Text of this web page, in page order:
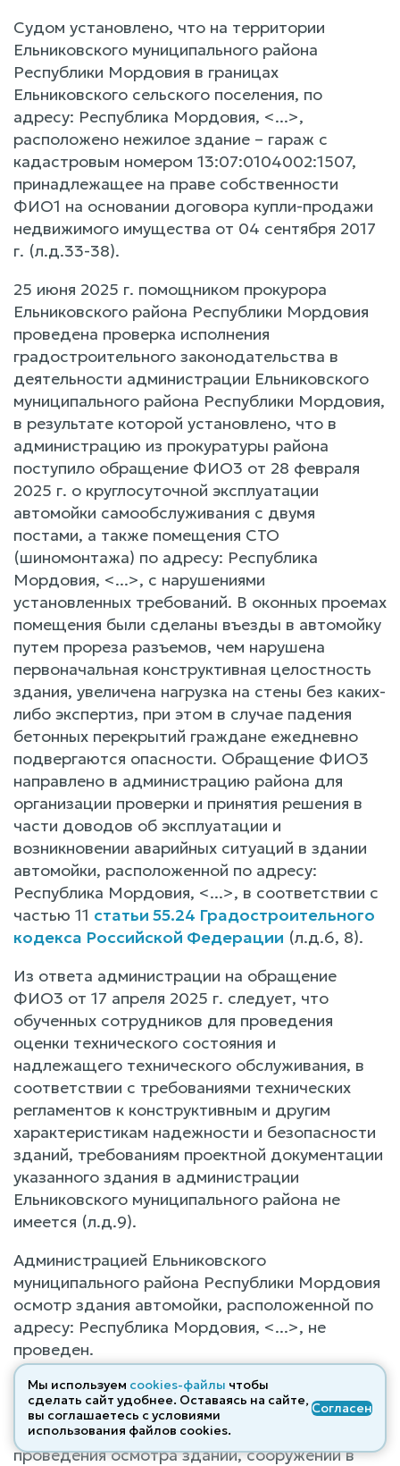
Судом установлено, что на территории
Ельниковского муниципального района
Республики Мордовия в границах
Ельниковского сельского поселения, по
адресу: Республика Мордовия, <...>,
расположено нежилое здание – гараж с
кадастровым номером 13:07:0104002:1507,
принадлежащее на праве собственности
ФИО1 на основании договора купли-продажи
недвижимого имущества от 04 сентября 2017
г. (л.д.33-38).
25 июня 2025 г. помощником прокурора
Ельниковского района Республики Мордовия
проведена проверка исполнения
градостроительного законодательства в
деятельности администрации Ельниковского
муниципального района Республики Мордовия,
в результате которой установлено, что в
администрацию из прокуратуры района
поступило обращение ФИО3 от 28 февраля
2025 г. о круглосуточной эксплуатации
автомойки самообслуживания с двумя
постами, а также помещения СТО
(шиномонтажа) по адресу: Республика
Мордовия, <...>, с нарушениями
установленных требований. В оконных проемах
помещения были сделаны въезды в автомойку
путем прореза разъемов, чем нарушена
первоначальная конструктивная целостность
здания, увеличена нагрузка на стены без каких-
либо экспертиз, при этом в случае падения
бетонных перекрытий граждане ежедневно
подвергаются опасности. Обращение ФИО3
направлено в администрацию района для
организации проверки и принятия решения в
части доводов об эксплуатации и
возникновении аварийных ситуаций в здании
автомойки, расположенной по адресу:
Республика Мордовия, <...>, в соответствии с
частью 11 статьи 55.24 Градостроительного
кодекса Российской Федерации (л.д.6, 8).
Из ответа администрации на обращение
ФИО3 от 17 апреля 2025 г. следует, что
обученных сотрудников для проведения
оценки технического состояния и
надлежащего технического обслуживания, в
соответствии с требованиями технических
регламентов к конструктивным и другим
характеристикам надежности и безопасности
зданий, требованиям проектной документации
указанного здания в администрации
Ельниковского муниципального района не
имеется (л.д.9).
Администрацией Ельниковского
муниципального района Республики Мордовия
осмотр здания автомойки, расположенной по
адресу: Республика Мордовия, <...>, не
проведен.
Решением Совета депутатов Ельниковского
муниципального района Республики Мордовия
№208 от 04 июля 2025 г. утвержден Порядок
проведения осмотра зданий, сооружений в
Мы используем cookies-файлы чтобы
сделать сайт удобнее. Оставаясь на сайте,
вы соглашаетесь с условиями
использования файлов cооkies.
Согласен